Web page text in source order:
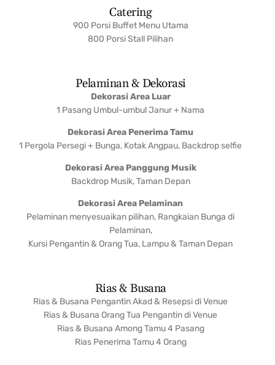
Catering
900 Porsi Buffet Menu Utama
800 Porsi Stall Pilihan
Pelaminan & Dekorasi
Dekorasi Area Luar
1 Pasang Umbul-umbul Janur + Nama
Dekorasi Area Penerima Tamu
1 Pergola Persegi + Bunga, Kotak Angpau, Backdrop selfie
Dekorasi Area Panggung Musik
Backdrop Musik, Taman Depan
Dekorasi Area Pelaminan
Pelaminan menyesuaikan pilihan, Rangkaian Bunga di
Pelaminan,
Kursi Pengantin & Orang Tua, Lampu & Taman Depan
Rias & Busana
Rias & Busana Pengantin Akad & Resepsi di Venue
Rias & Busana Orang Tua Pengantin di Venue
Rias & Busana Among Tamu 4 Pasang
Rias Penerima Tamu 4 Orang